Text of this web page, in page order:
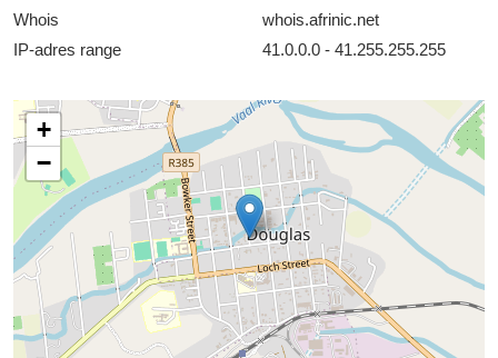
Whois
whois.afrinic.net
IP-adres range
41.0.0.0 - 41.255.255.255
+
−